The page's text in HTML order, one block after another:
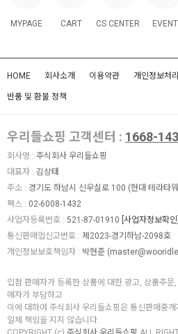
MYPAGE CART CS CENTER EVENT
HOME 회사소개 이용약관 개인정보처
반품 및 환불 정책
우리들쇼핑 고객센터 : 1668-
회사명 : 주식회사 우리들쇼핑
대표자 : 김상태
주소 : 경기도 하남시 신우실로 100 (현대 테라타
팩스 : 02-6008-1432
사업자등록번호 : 521-87-01910 [사업자정보확인]
통신판매업신고번호 : 제2023-경기하남-2098호
개인정보보호책임자 : 박현준 (
입점 판매자가 등록한 상품에 대한 광고, 상품주
매자가 부담하고
이에 대하여 주식회사 우리들쇼핑은 통신판매중
일체 책임을 지지 않습니다.